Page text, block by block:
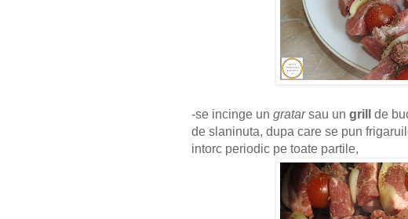
-se incinge un gratarsau un grill
de
de slaninuta, dupa care se pun
intorc periodic pe toate partile,